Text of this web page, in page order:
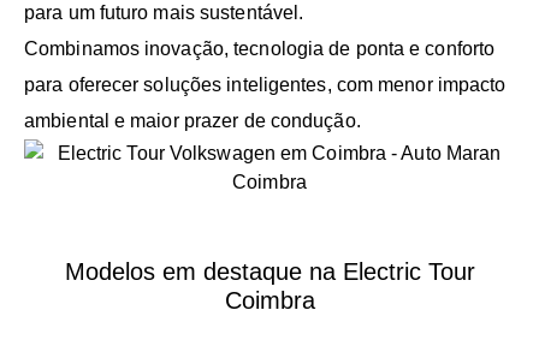
para um futuro mais sustentável.
Combinamos inovação, tecnologia de ponta e conforto
para oferecer soluções inteligentes, com menor impacto
ambiental e maior prazer de condução.
Modelos em destaque na Electric Tour
Coimbra